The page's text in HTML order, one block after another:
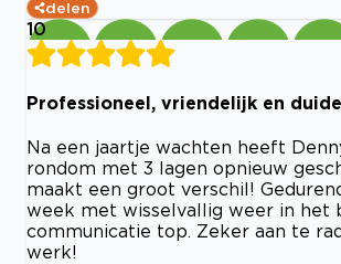
delen
10
Professioneel, vriendelijk en
Na een jaartje wachten heeft
rondom met 3 lagen opnieuw
maakt een groot verschil!
week met wisselvallig weer in het
communicatie top. Zeker aan te
werk!